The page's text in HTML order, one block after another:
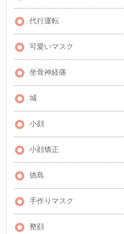
代行運転
可愛いマスク
坐骨神経痛
城
小顔
小顔矯正
徳島
手作りマスク
整顔